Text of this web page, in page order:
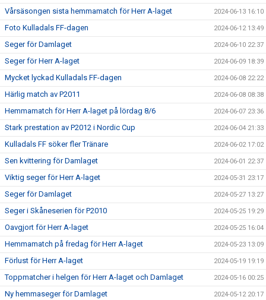
Vårsäsongen sista hemmamatch för Herr A-laget 2024-06-13 16:10
Foto Kulladals FF-dagen 2024-06-12 13:49
Seger för Damlaget 2024-06-10 22:37
Seger för Herr A-laget 2024-06-09 18:39
Mycket lyckad Kulladals FF-dagen 2024-06-08 22:22
Härlig match av P2011 2024-06-08 08:38
Hemmamatch för Herr A-laget på lördag 8/6 2024-06-07 23:36
Stark prestation av P2012 i Nordic Cup 2024-06-04 21:33
Kulladals FF söker fler Tränare 2024-06-02 17:02
Sen kvittering för Damlaget 2024-06-01 22:37
Viktig seger för Herr A-laget 2024-05-31 23:17
Seger för Damlaget 2024-05-27 13:27
Seger i Skåneserien för P2010 2024-05-25 19:29
Oavgjort för Herr A-laget 2024-05-25 16:04
Hemmamatch på fredag för Herr A-laget 2024-05-23 13:09
Förlust för Herr A-laget 2024-05-19 19:19
Toppmatcher i helgen för Herr A-laget och Damlaget 2024-05-16 00:25
Ny hemmaseger för Damlaget 2024-05-12 20:17